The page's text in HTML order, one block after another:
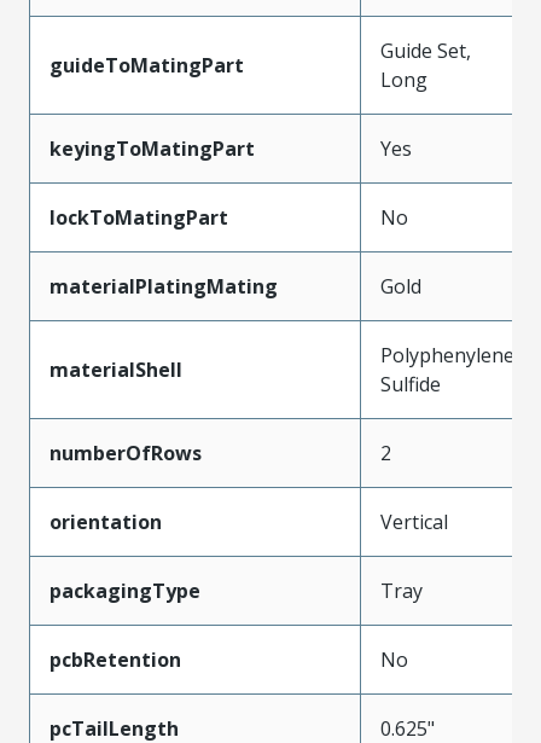
guideToMatingPart
Guide Set,
Long
keyingToMatingPart Yes
lockToMatingPart No
materialPlatingMating Gold
materialShell
Polyphenylene
Sulfide
numberOfRows 2
orientation Vertical
packagingType Tray
pcbRetention No
pcTailLength 0.625"